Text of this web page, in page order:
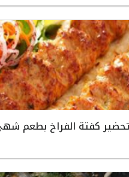
كفتة الفراخ بطعم